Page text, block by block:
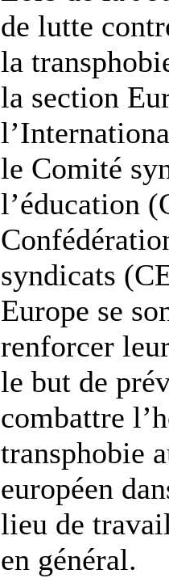
de lutte
la
la section
le Comité
l’éducation
syndicats
Europe se
renforcer
le but de
combattre
transphobie
européen
lieu de
en général.